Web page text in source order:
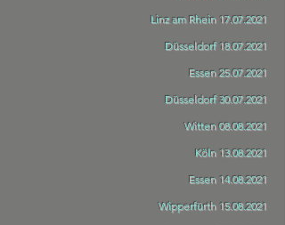
Linz am Rhein 17.07.2021
Düsseldorf18.07.2021
Essen25.07.2021
Düsseldorf30.07.2021
Witten08.08.2021
Köln 13.08.2021
Essen 14.08.2021
Wipperfürth 15.08.2021